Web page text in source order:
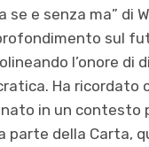
e senza ma” di
sul
l’onore di
Ha ricordato
in un contesto
della Carta,